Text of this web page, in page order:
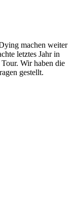
machen weiter
letztes Jahr in
Wir haben die
gestellt.